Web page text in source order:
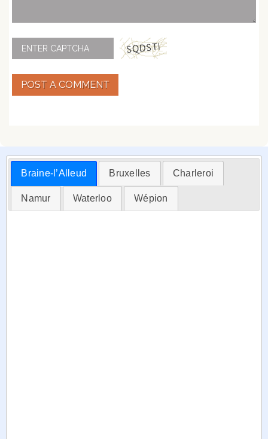
POST A COMMENT
Braine-l’Alleud Bruxelles Charleroi
Namur Waterloo Wépion